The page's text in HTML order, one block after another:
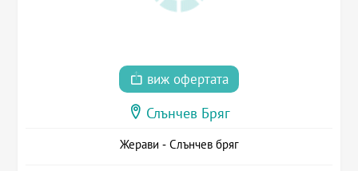
виж офертата
Слънчев Бряг
Жерави - Слънчев бряг